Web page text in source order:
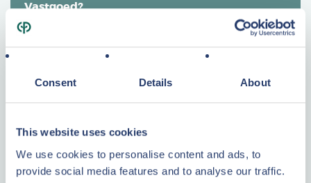
Consent Details About
This website uses cookies
We use cookies to personalise content and ads, to
provide social media features and to analyse our traffic.
Vastgoed?
Een tastbare investering
Geen onverwachte kosten
Center Parcs